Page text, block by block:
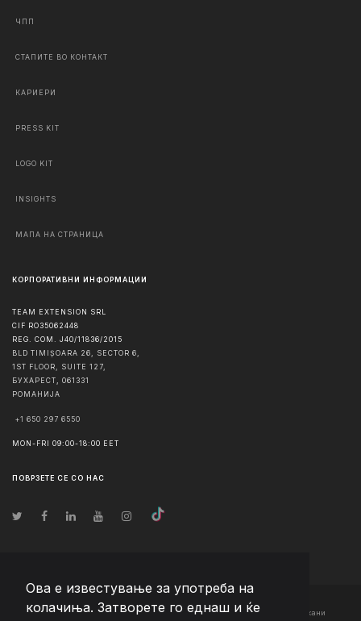
Ова е известување за употреба на
колачиња. Затворете го еднаш и ќе
ЧПП
СТАПИТЕ ВО КОНТАКТ
КАРИЕРИ
PRESS KIT
LOGO KIT
INSIGHTS
МАПА НА СТРАНИЦА
КОРПОРАТИВНИ ИНФОРМАЦИИ
TEAM EXTENSION SRL
CIF RO35062448
REG. COM. J40/11836/2015
BLD TIMIȘOARA 26, SECTOR 6,
1ST FLOOR, SUITE 127,
БУХАРЕСТ
061331
РОМАНИЈА
+1 650 297 6550
MON-FRI 09:00-18:00 EET
ПОВРЗЕТЕ СЕ СО НАС
© Авторско право2026 Team Extension Macedonia - Сите права задржани